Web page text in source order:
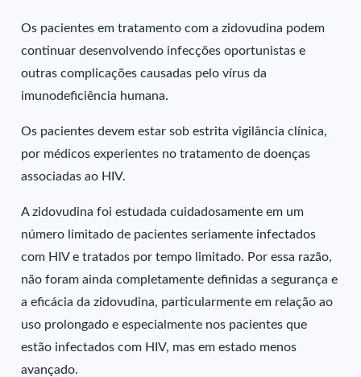
Os pacientes em tratamento com a zidovudina podem
continuar desenvolvendo infecções oportunistas e
outras complicações causadas pelo vírus da
imunodeficiência humana.
Os pacientes devem estar sob estrita vigilância clínica,
por médicos experientes no tratamento de doenças
associadas ao HIV.
A zidovudina foi estudada cuidadosamente em um
número limitado de pacientes seriamente infectados
com HIV e tratados por tempo limitado. Por essa razão,
não foram ainda completamente definidas a segurança e
a eficácia da zidovudina, particularmente em relação ao
uso prolongado e especialmente nos pacientes que
estão infectados com HIV, mas em estado menos
avançado.